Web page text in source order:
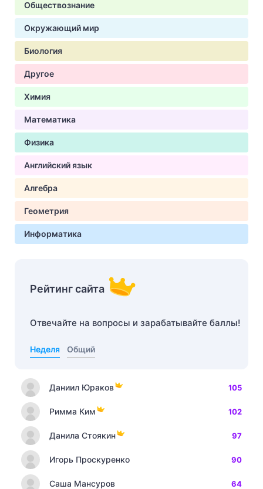
Обществознание
Окружающий мир
Биология
Другое
Химия
Математика
Физика
Английский язык
Алгебра
Геометрия
Информатика
Рейтинг сайта
Отвечайте на вопросы и зарабатывайте баллы!
Неделя Общий
Даниил Юраков 105
Римма Ким 102
Данила Стоякин 97
Игорь Проскуренко 90
Саша Мансуров 64